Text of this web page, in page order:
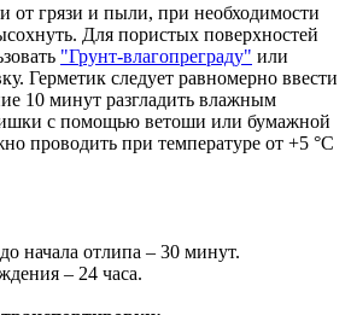
от грязи и пыли, при необходимости
Для пористых поверхностей
"Грунт-влагопреграду" или
Герметик следует равномерно ввести
10 минут разгладить влажным
с помощью ветоши или бумажной
проводить при температуре от +5 °C
начала отлипа – 30 минут.
– 24 часа.